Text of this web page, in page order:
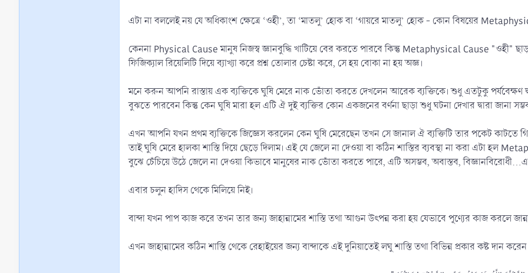
এটা না বললেই নয় যে অধিকাংশ ক্ষেত্রে ‘ওহী’, তা ‘মাতলু’ হোক বা ‘গায়রে মাতলু’ হোক - কোন বিষয়ের
কেননা Physical Cause মানুষ নিজস্ব জ্ঞানবুদ্ধি খাটিয়ে বের করতে পারবে কিন্তু Metaphysical Cause "ওহী"
ফিজিক্যাল রিয়েলিটি দিয়ে ব্যাখ্যা করে প্রশ্ন তোলার চেষ্টা করে, সে হয় বোকা না হয় অজ্ঞ।
মনে করুন আপনি রাস্তায় এক ব্যক্তিকে ঘুষি মেরে নাক ভোঁতা করতে দেখলেন আরেক ব্যক্তিকে। শুধু এতটুকু
বুঝতে পারবেন কিন্তু কেন ঘুষি মারা হল এটি ঐ দুই ব্যক্তির কোন একজনের বর্ণনা ছাড়া শুধু ঘটনা দেখার দ্বারা জানা
এখন আপনি যখন প্রথম ব্যক্তিকে জিজ্ঞেস করলেন কেন ঘুষি মেরেছেন তখন সে জানাল ঐ ব্যক্তিটি তার পকেট কাটতে
তাই ঘুষি মেরে হালকা শাস্তি দিয়ে ছেড়ে দিলাম। এই যে জেলে না দেওয়া বা কঠিন শাস্তির ব্যবস্থা না করা এটা হল
বুঝে চেঁচিয়ে উঠে জেলে না দেওয়া কিভাবে মানুষের নাক ভোঁতা করতে পারে, এটি অসম্ভব, অবাস্তব,
এবার চলুন হাদিস থেকে মিলিয়ে নিই।
বান্দা যখন পাপ কাজ করে তখন তার জন্য জাহান্নামের শাস্তি তথা আগুন উৎপন্ন করা হয় যেভাবে পূণ্যের কাজ করলে
এখন জাহান্নামের কঠিন শাস্তি থেকে রেহাইয়ের জন্য বান্দাকে এই দুনিয়াতেই লঘু শাস্তি তথা বিভিন্ন প্রকার কষ্ট দান